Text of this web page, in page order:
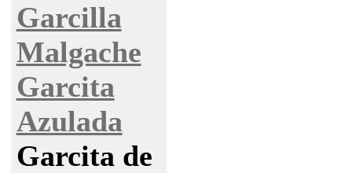
Garcilla
Malgache
Garcita
Azulada
Garcita de